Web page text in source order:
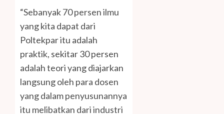
“Sebanyak 70 persen ilmu
yang kita dapat dari
Poltekpar itu adalah
praktik, sekitar 30 persen
adalah teori yang diajarkan
langsung oleh para dosen
yang dalam penyusunannya
itu melibatkan dari industri